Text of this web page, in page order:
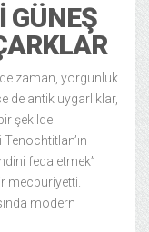
GÜNEŞ
zaman, yorgunluk
de antik uygarlıklar,
şekilde
feda etmek”
mecburiyetti.
modern